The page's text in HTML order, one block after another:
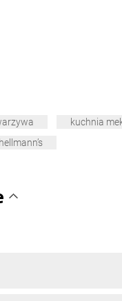
kuchnia